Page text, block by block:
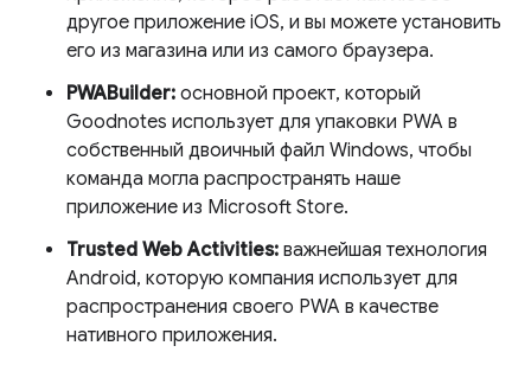
другое приложение iOS, и вы можете установить
его из магазина или из самого браузера.
PWABuilder: основной проект, который
Goodnotes использует для упаковки PWA в
собственный двоичный файл Windows, чтобы
команда могла распространять наше
приложение из Microsoft Store.
Trusted Web Activities: важнейшая технология
Android, которую компания использует для
распространения своего PWA в качестве
нативного приложения.